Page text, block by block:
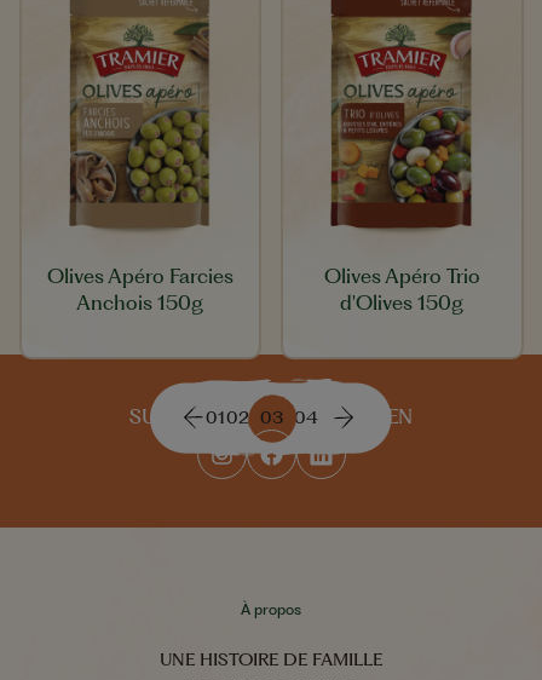
Olives Apéro Farcies
Anchois 150g
Olives Apéro Trio
d'Olives 150g
0102 03 04
SUIVEZ-NOUS AU QUOTIDIEN
À propos
UNE HISTOIRE DE FAMILLE